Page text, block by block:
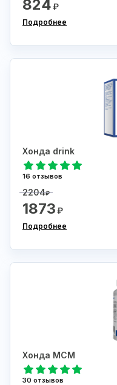
824₽
Подробнее
Хонда drink
16 отзывов
2204₽
1873₽
Подробнее
Хонда МСМ
30 отзывов